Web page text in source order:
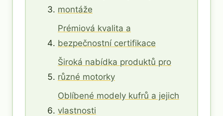
montáže
Prémiová kvalita a
bezpečnostní certifikace
Široká nabídka produktů pro
různé motorky
Oblíbené modely kufrů a jejich
vlastnosti